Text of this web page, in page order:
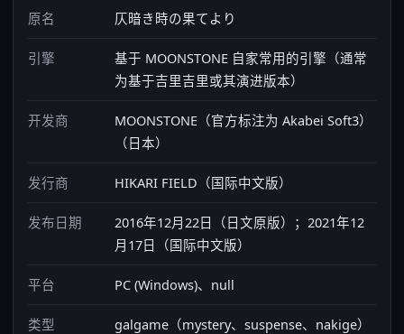
原名 仄暗き時の果てより
引擎
基于 MOONSTONE 自家常用的引擎（通常
为基于吉里吉里或其演进版本）
开发商
MOONSTONE（官方标注为 Akabei Soft3）
（日本）
发行商 HIKARI FIELD（国际中文版）
发布日期
2016年12月22日（日文原版）；2021年12
月17日（国际中文版）
平台 PC (Windows)、null
类型 galgame（mystery、suspense、nakige）